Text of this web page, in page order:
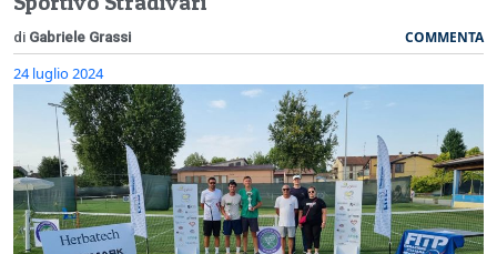
di Gabriele Grassi COMMENTA
24 luglio 2024